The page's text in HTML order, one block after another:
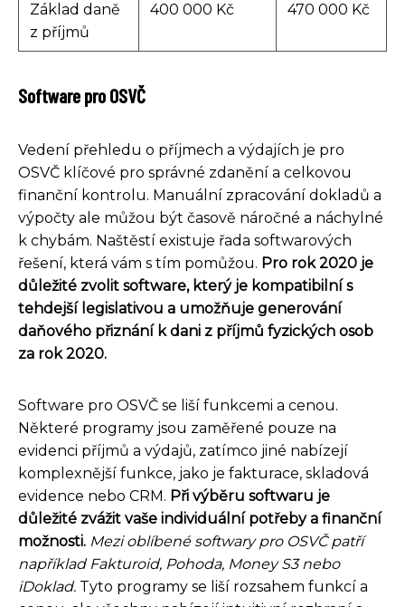
Základ daně
z příjmů
400 000 Kč 470 000 Kč
Software pro OSVČ
Vedení přehledu o příjmech a výdajích je pro
OSVČ klíčové pro správné zdanění a celkovou
finanční kontrolu. Manuální zpracování dokladů a
výpočty ale můžou být časově náročné a náchylné
k chybám. Naštěstí existuje řada softwarových
řešení, která vám s tím pomůžou. Pro rok 2020 je
důležité zvolit software, který je kompatibilní s
tehdejší legislativou a umožňuje generování
daňového přiznání k dani z příjmů fyzických osob
za rok 2020.
Software pro OSVČ se liší funkcemi a cenou.
Některé programy jsou zaměřené pouze na
evidenci příjmů a výdajů, zatímco jiné nabízejí
komplexnější funkce, jako je fakturace, skladová
evidence nebo CRM. Při výběru softwaru je
důležité zvážit vaše individuální potřeby a finanční
možnosti. Mezi oblíbené softwary pro OSVČ patří
například Fakturoid, Pohoda, Money S3 nebo
iDoklad. Tyto programy se liší rozsahem funkcí a